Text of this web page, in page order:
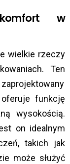
w
wielkie rzeczy
Ten
funkcję
wysokością.
on idealnym
takich jak
może służyć